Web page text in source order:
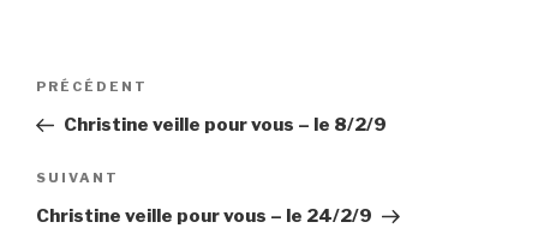
Navigation
l’article
Article
précédent
PRÉCÉDENT
Christine veille pour vous – le 8/2/9
Article
suivant
SUIVANT
Christine veille pour vous – le 24/2/9